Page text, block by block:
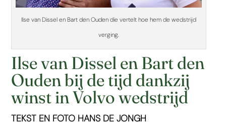
Ilse van Dissel en Bart den Ouden die vertelt hoe hem de wedstrijd
verging.
Ilse van Dissel en Bart den
Ouden bij de tijd dankzij
winst in Volvo wedstrijd
TEKST EN FOTO HANS DE JONGH